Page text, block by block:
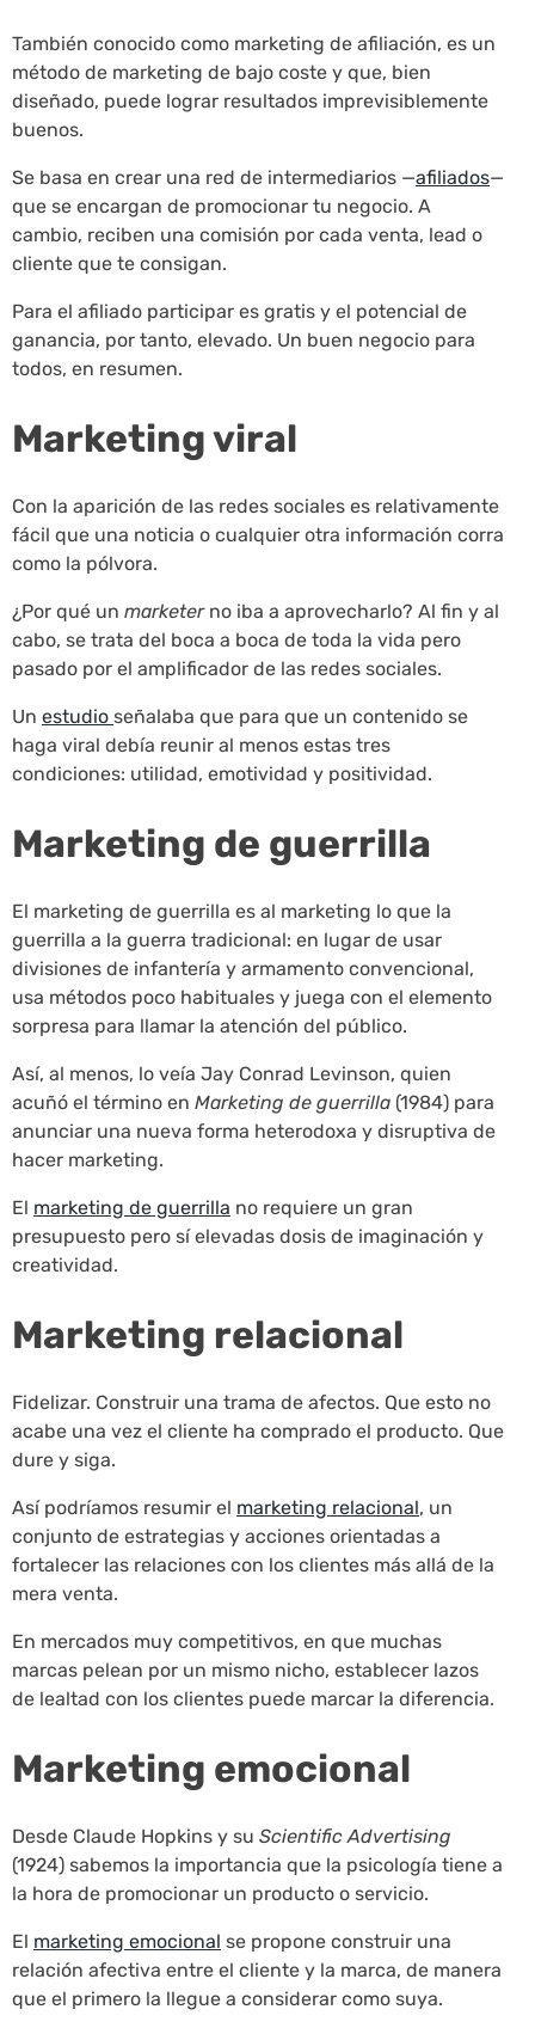
También conocido como marketing de afiliación, es un
método de marketing de bajo coste y que, bien
diseñado, puede lograr resultados imprevisiblemente
buenos.
Se basa en crear una red de intermediarios —afiliados—
que se encargan de promocionar tu negocio. A
cambio, reciben una comisión por cada venta, lead o
cliente que te consigan.
Para el afiliado participar es gratis y el potencial de
ganancia, por tanto, elevado. Un buen negocio para
todos, en resumen.
Marketing viral
Con la aparición de las redes sociales es relativamente
fácil que una noticia o cualquier otra información corra
como la pólvora.
¿Por qué un marketer no iba a aprovecharlo? Al fin y al
cabo, se trata del boca a boca de toda la vida pero
pasado por el amplificador de las redes sociales.
Un estudio señalaba que para que un contenido se
haga viral debía reunir al menos estas tres
condiciones: utilidad, emotividad y positividad.
Marketing de guerrilla
El marketing de guerrilla es al marketing lo que la
guerrilla a la guerra tradicional: en lugar de usar
divisiones de infantería y armamento convencional,
usa métodos poco habituales y juega con el elemento
sorpresa para llamar la atención del público.
Así, al menos, lo veía Jay Conrad Levinson, quien
acuñó el término en Marketing de guerrilla (1984) para
anunciar una nueva forma heterodoxa y disruptiva de
hacer marketing.
El marketing de guerrilla no requiere un gran
presupuesto pero sí elevadas dosis de imaginación y
creatividad.
Marketing relacional
Fidelizar. Construir una trama de afectos. Que esto no
acabe una vez el cliente ha comprado el producto. Que
dure y siga.
Así podríamos resumir el marketing relacional, un
conjunto de estrategias y acciones orientadas a
fortalecer las relaciones con los clientes más allá de la
mera venta.
En mercados muy competitivos, en que muchas
marcas pelean por un mismo nicho, establecer lazos
de lealtad con los clientes puede marcar la diferencia.
Marketing emocional
Desde Claude Hopkins y su Scientific Advertising
(1924) sabemos la importancia que la psicología tiene a
la hora de promocionar un producto o servicio.
El marketing emocional se propone construir una
relación afectiva entre el cliente y la marca, de manera
que el primero la llegue a considerar como suya.